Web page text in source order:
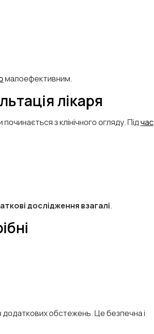
малоефективним.
лікаря
з клінічного огляду. Підчас
дослідження взагалі.
обстежень. Це безпечна і